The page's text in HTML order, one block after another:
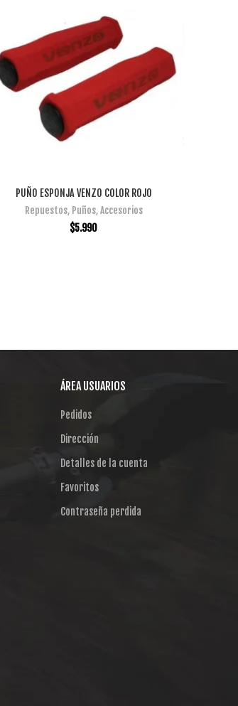
AÑADIR AL CARRITO
PUÑO ESPONJA VENZO COLOR ROJO
Repuestos, Puños,Accesorios
$5.990
ÁREA USUARIOS
Pedidos
Dirección
Detalles de la cuenta
Favoritos
Contraseña perdida